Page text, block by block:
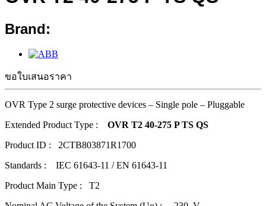
Brand:
ขอใบเสนอราคา
OVR Type 2 surge protective devices – Single pole – Pluggable
Extended Product Type : OVR T2 40-275 P TS QS
Product ID : 2CTB803871R1700
Standards : IEC 61643-11 / EN 61643-11
Product Main Type : T2